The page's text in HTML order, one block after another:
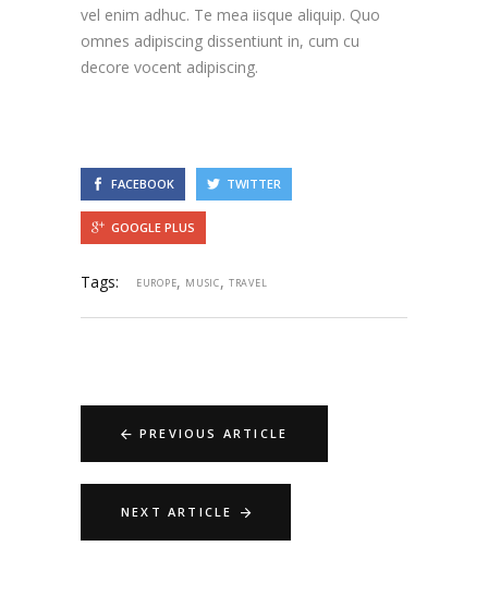
vel enim adhuc. Te mea iisque aliquip. Quo
omnes adipiscing dissentiunt in, cum cu
decore vocent adipiscing.
FACEBOOK TWITTER
GOOGLE PLUS
Tags: EUROPE, MUSIC, TRAVEL
PREVIOUS ARTICLE
NEXT ARTICLE